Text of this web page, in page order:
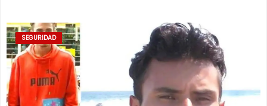
SEGURIDAD